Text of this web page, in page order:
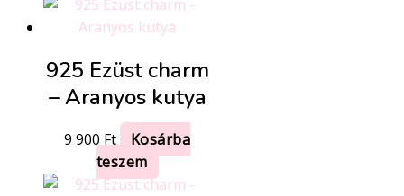
925 Ezüst charm
– Aranyos kutya
9 900 Ft
Kosárba
teszem